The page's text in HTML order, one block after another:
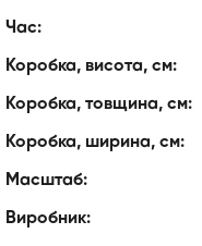
Час:
Коробка, висота, см:
Коробка, товщина, см:
Коробка, ширина, см:
Масштаб:
Виробник: